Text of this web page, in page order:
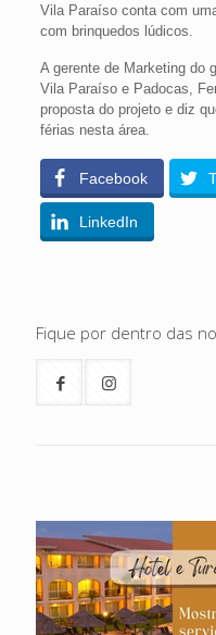
Vila Paraíso conta com
com brinquedos lúdicos.
A gerente de Marketing do
Vila Paraíso e Padocas,
proposta do projeto e diz
férias nesta área.
Facebook
LinkedIn
Fique por dentro das